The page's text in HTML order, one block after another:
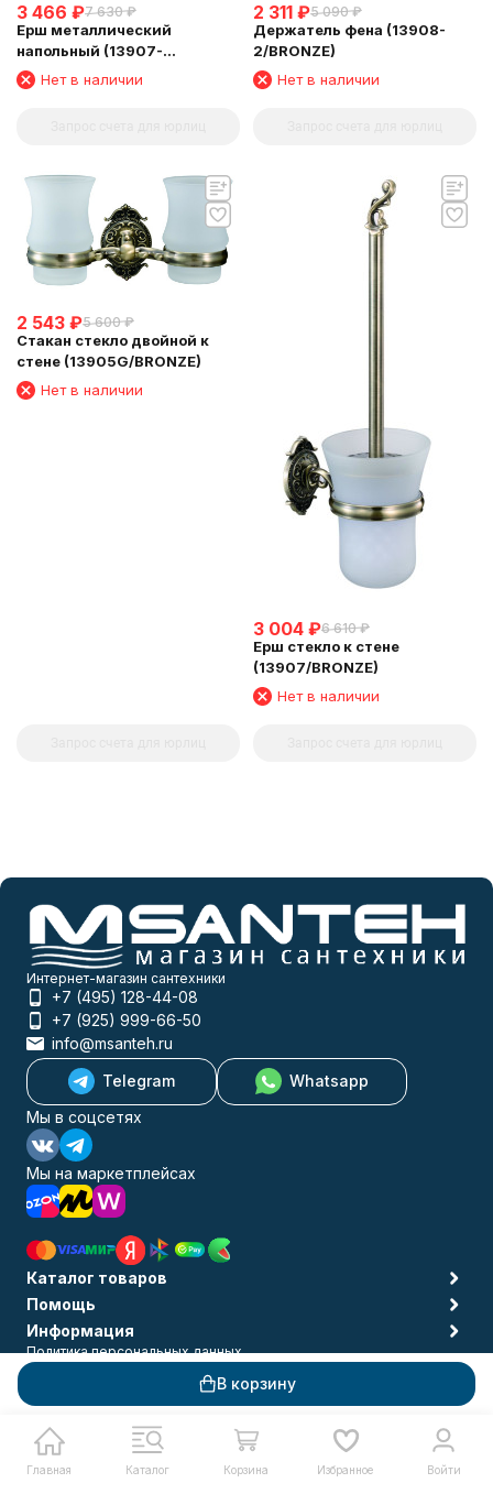
В корзину
3 466 ₽7 630 ₽
Ерш металлический
напольный (13907-
2B/BRONZE)
Нет в наличии
2 311 ₽5 090 ₽
Держатель фена (13908-
2/BRONZE)
Нет в наличии
2 543 ₽5 600 ₽
Стакан стекло двойной к
стене (13905G/BRONZE)
Нет в наличии
3 004 ₽6 610 ₽
Ерш стекло к стене
(13907/BRONZE)
Нет в наличии
Главная Каталог Корзина Избранное Войти
Интернет-магазин сантехники
+7 (495) 128-44-08
+7 (925) 999-66-50
info@msanteh.ru
Telegram
Whatsapp
Мы в соцсетях
Мы на маркетплейсах
Каталог товаров
Помощь
Информация
Политика персональных данных
© 2009-2026 MSANTEH